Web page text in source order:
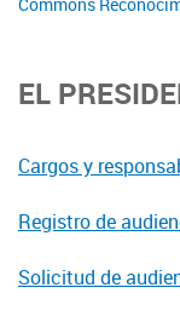
Commons
EL
Cargos y
Registro de
Solicitud de